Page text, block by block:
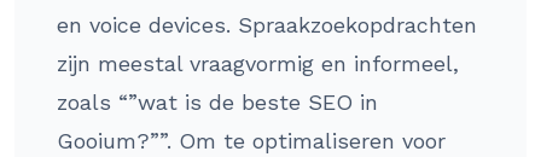
en voice devices. Spraakzoekopdrachten
zijn meestal vraagvormig en informeel,
zoals “”wat is de beste SEO in
Gooium?””. Om te optimaliseren voor